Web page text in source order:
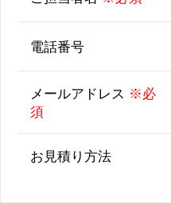
電話番号
メールアドレス ※必
須
お見積り方法